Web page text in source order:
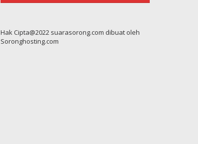
Hak Cipta@2022 suarasorong.com dibuat oleh
Soronghosting.com